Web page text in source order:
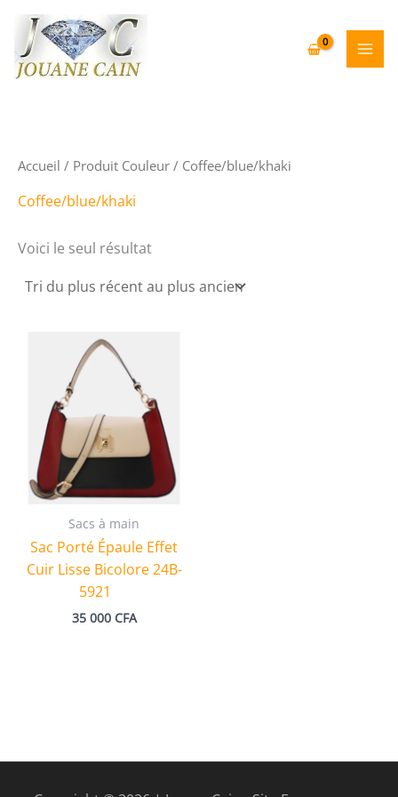
contenu
Accueil / Produit Couleur / Coffee/blue/khaki
Coffee/blue/khaki
Voici le seul résultat
Sacs à main
Sac Porté Épaule Effet
Cuir Lisse Bicolore 24B-
5921
35 000 CFA